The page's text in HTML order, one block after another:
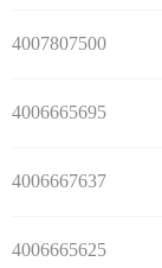
4007807500
4006665695
4006667637
4006665625